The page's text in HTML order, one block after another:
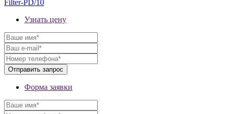
Filter-PD/10
Узнать цену
Форма заявки